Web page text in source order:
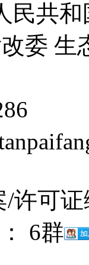
民共
委 生
/许可
6群